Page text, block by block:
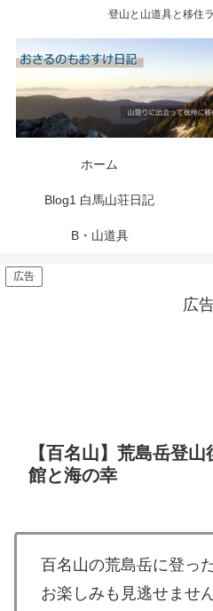
登山と山道具と移住
ホーム
Blog1 白馬山荘日記
B・山道具
広告
広
【百名山】荒島岳登
館と海の幸
百名山の荒島岳に登っ
お楽しみも見逃せません